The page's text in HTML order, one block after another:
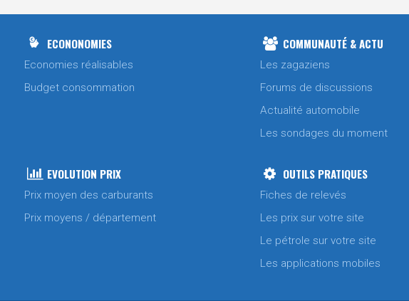
ECONONOMIES
Economies réalisables
Budget consommation
COMMUNAUTÉ & ACTU
Les zagaziens
Forums de discussions
Actualité automobile
Les sondages du moment
EVOLUTION PRIX
Prix moyen des carburants
Prix moyens / département
OUTILS PRATIQUES
Fiches de relevés
Les prix sur votre site
Le pétrole sur votre site
Les applications mobiles